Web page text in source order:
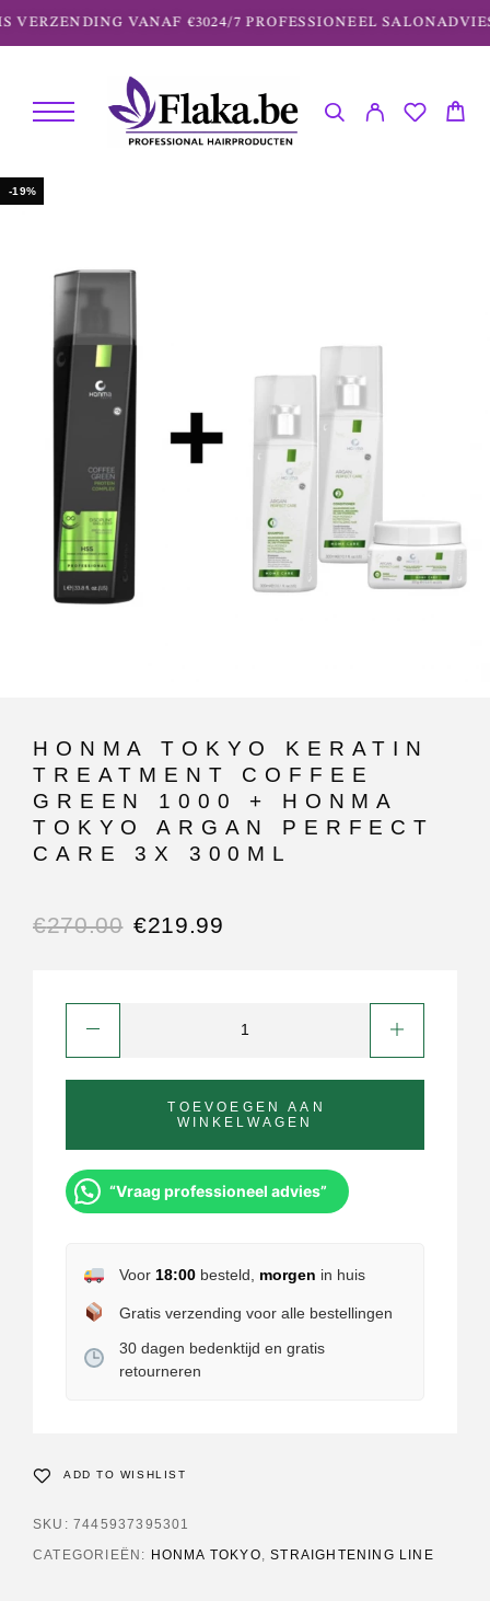
VERZENDING VANAF €3024/7 PROFESSIONEEL SALONADVIES
-19%
HONMA TOKYO KERATIN
TREATMENT COFFEE
GREEN 1000 + HONMA
TOKYO ARGAN PERFECT
CARE 3X 300ML
€270.00 €219.99
TOEVOEGEN AAN
WINKELWAGEN
“Vraag professioneel advies”
Voor 18:00besteld, morgen in huis
Gratis verzending voor alle bestellingen
30 dagen bedenktijd en gratis
retourneren
ADD TO WISHLIST
SKU: 7445937395301
CATEGORIEËN: HONMA TOKYO,STRAIGHTENING LINE